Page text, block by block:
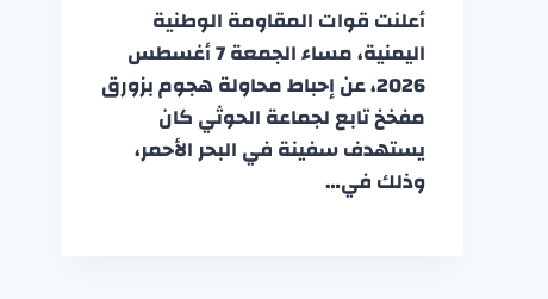
أعلنت قوات المقاومة الوطنية
اليمنية، مساء الجمعة 7 أغسطس
2026، عن إحباط محاولة هجوم بزورق
مفخخ تابع لجماعة الحوثي كان
يستهدف سفينة في البحر الأحمر،
وذلك في…